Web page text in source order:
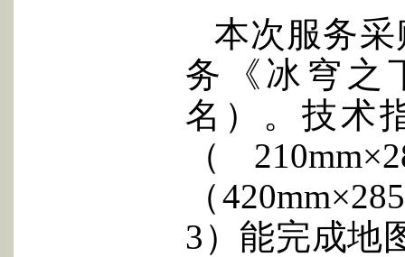
本次服务
务《冰穹
名）。技术
（
（
3）能完成地